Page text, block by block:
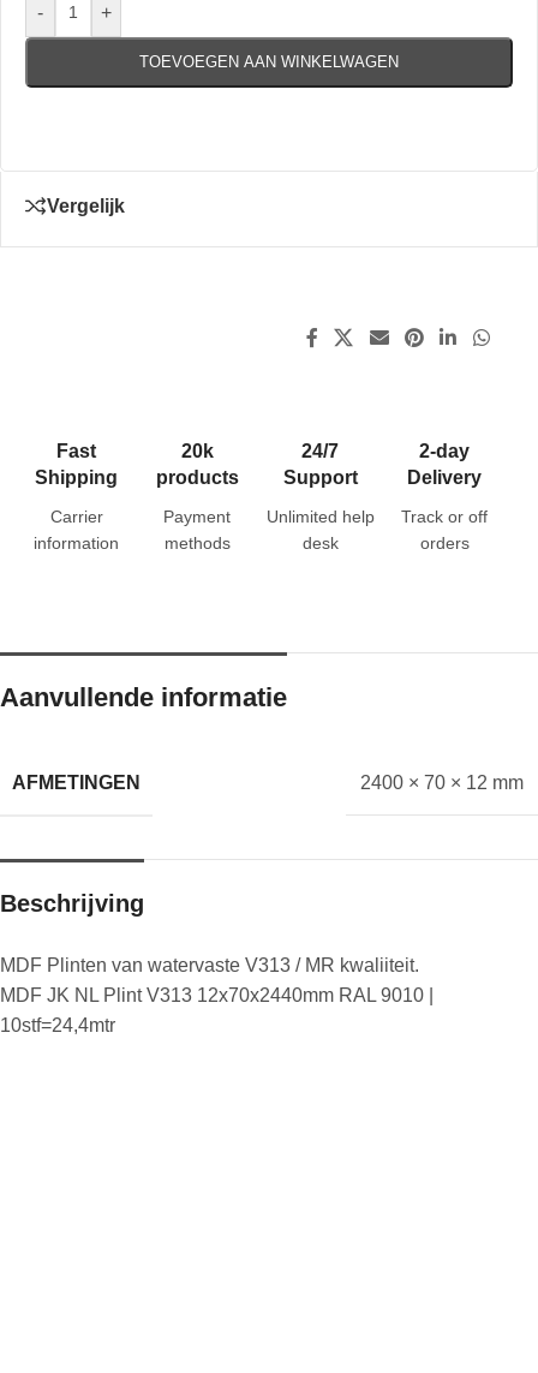
- +
TOEVOEGEN AAN WINKELWAGEN
Vergelijk
Fast
Shipping
Carrier
information
20k
products
Payment
methods
24/7
Support
Unlimited help
desk
2-day
Delivery
Track or off
orders
Aanvullende informatie
AFMETINGEN 2400 × 70 × 12 mm
Beschrijving
MDF Plinten van watervaste V313 / MR kwaliiteit.
MDF JK NL Plint V313 12x70x2440mm RAL 9010 |
10stf=24,4mtr